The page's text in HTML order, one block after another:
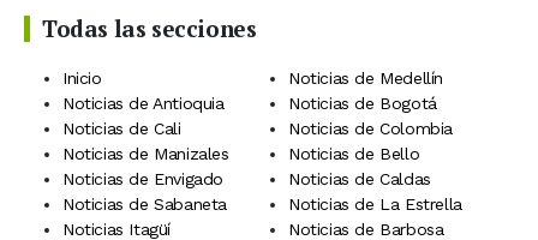
Todas las secciones
Inicio
Noticias de Medellín
Noticias de Antioquia
Noticias de Bogotá
Noticias de Cali
Noticias de Colombia
Noticias de Manizales
Noticias de Bello
Noticias de Envigado
Noticias de Caldas
Noticias de Sabaneta
Noticias de La Estrella
Noticias Itagüí
Noticias de Barbosa